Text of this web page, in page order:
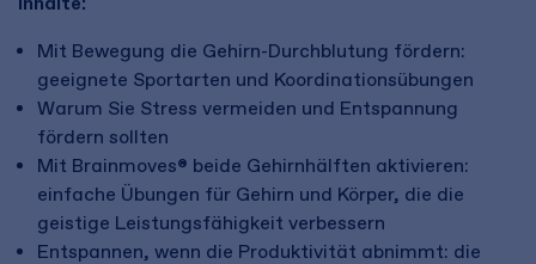
Mit Bewegung die Gehirn-Durchblutung fördern:
geeignete Sportarten und Koordinationsübungen
Warum Sie Stress vermeiden und Entspannung
fördern sollten
Mit Brainmoves® beide Gehirnhälften aktivieren:
einfache Übungen für Gehirn und Körper, die die
geistige Leistungsfähigkeit verbessern
Entspannen, wenn die Produktivität abnimmt: die